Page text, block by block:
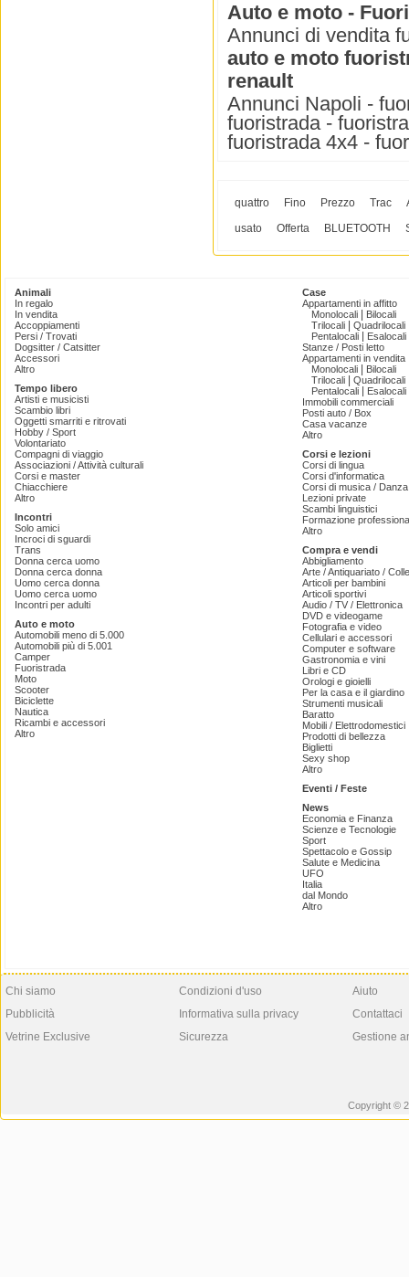
Auto e moto -
Annunci di vendita
auto e moto
renault
Annunci Napoli -
fuoristrada -
fuoristrada 4x4 -
quattro Fino Prezzo Trac
usato
Offerta BLUETOOTH
Animali
In regalo
In vendita
Accoppiamenti
Persi / Trovati
Dogsitter / Catsitter
Accessori
Altro
Tempo libero
Artisti e musicisti
Scambio libri
Oggetti smarriti e ritrovati
Hobby / Sport
Volontariato
Compagni di viaggio
Associazioni / Attività culturali
Corsi e master
Chiacchiere
Altro
Incontri
Solo amici
Incroci di sguardi
Trans
Donna cerca uomo
Donna cerca donna
Uomo cerca donna
Uomo cerca uomo
Incontri per adulti
Auto e moto
Automobili meno di 5.000
Automobili più di 5.001
Camper
Fuoristrada
Moto
Scooter
Biciclette
Nautica
Ricambi e accessori
Altro
Case
Appartamenti in affitto
Monolocali
Bilocali
Trilocali
Quadrilocali
Pentalocali
Esalocali
Stanze / Posti letto
Appartamenti in vendita
Monolocali
Bilocali
Trilocali
Quadrilocali
Pentalocali
Esalocali
Immobili commerciali
Posti auto / Box
Casa vacanze
Altro
Corsi e lezioni
Corsi di lingua
Corsi d'informatica
Corsi di musica /
Lezioni private
Scambi linguistici
Formazione
Altro
Compra e vendi
Abbigliamento
Arte / Antiquariato /
Articoli per bambini
Articoli sportivi
Audio / TV / Elettronica
DVD e videogame
Fotografia e video
Cellulari e accessori
Computer e software
Gastronomia e vini
Libri e CD
Orologi e gioielli
Per la casa e il giardino
Strumenti musicali
Baratto
Mobili / Elettrodomestici
Prodotti di bellezza
Biglietti
Sexy shop
Altro
Eventi / Feste
News
Economia e Finanza
Scienze e Tecnologie
Sport
Spettacolo e Gossip
Salute e Medicina
UFO
Italia
dal Mondo
Altro
Chi siamo
Pubblicità
Vetrine Exclusive
Condizioni d'uso
Informativa sulla privacy
Sicurezza
Aiuto
Contattaci
Gestione
Copyright ©